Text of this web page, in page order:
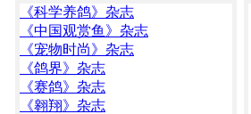
《科学养鸽》杂志
《中国观赏鱼》杂志
《宠物时尚》杂志
《鸽界》杂志
《赛鸽》杂志
《翱翔》杂志